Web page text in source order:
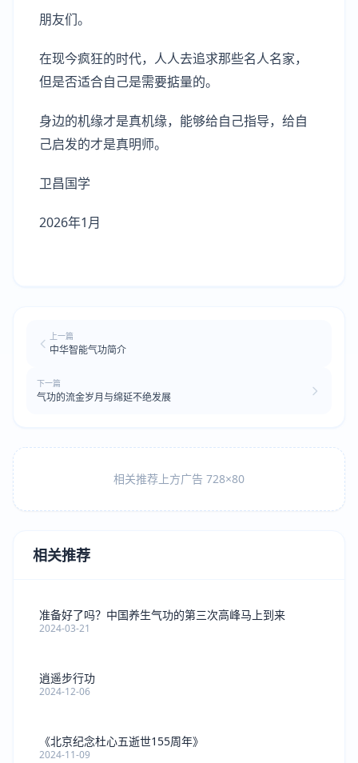
朋友们。
在现今疯狂的时代，人人去追求那些名人名家，
但是否适合自己是需要掂量的。
身边的机缘才是真机缘，能够给自己指导，给自
己启发的才是真明师。
卫昌国学
2026年1月
上一篇
中华智能气功简介
下一篇
气功的流金岁月与绵延不绝发展
相关推荐上方广告 728×80
相关推荐
准备好了吗？中国养生气功的第三次高峰马上到来
2024-03-21
逍遥步行功
2024-12-06
《北京纪念杜心五逝世155周年》
2024-11-09